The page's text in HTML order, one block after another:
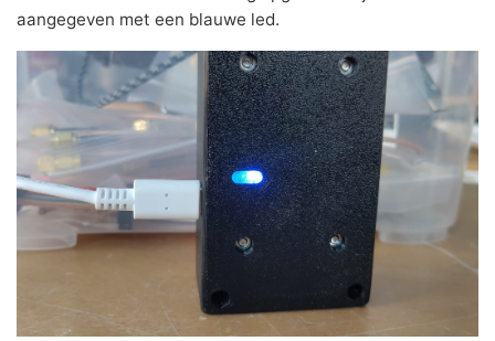
aangegeven met een blauwe led.